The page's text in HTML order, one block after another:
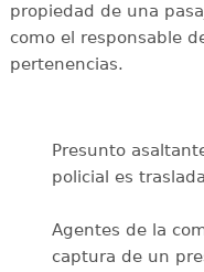
propiedad de una
como el responsable
pertenencias.
Presunto
policial es
Agentes de la
captura de un